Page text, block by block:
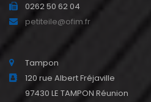
0262 50 62 04
petiteile@ofim.fr
Tampon
120 rue Albert Fréjaville
97430 LE TAMPON Réunion